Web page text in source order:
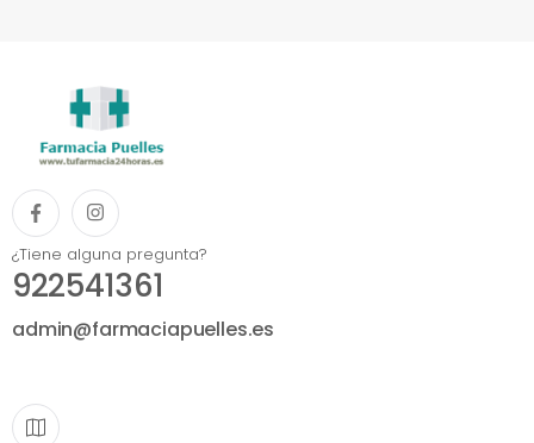
¿Tiene alguna pregunta?
922541361
admin@farmaciapuelles.es